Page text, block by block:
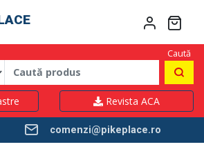
Caută
Revista ACA
comenzi@pikeplace.ro